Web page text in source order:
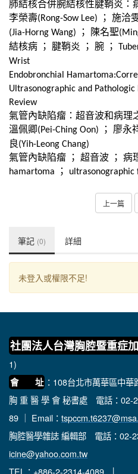
肺結核合併腕結核性腱鞘炎：
李榮壽(Rong-Sow Lee) ； 施洽
(Jia-Horng Wang) ； 陳名聖
結核病 ； 腱鞘炎 ； 腕 ；
Wrist
Endobronchial
Ultrasonographic and
Review
氣管內缺陷瘤：超音波和病理
溫佩卿(Pei-Ching Oon) ； 廖永
良(Yih-Leong Chang)
氣管內缺陷瘤 ； 超音波 ； 病
hamartoma
； ultrasonographic
上一篇
筆記 (0) 詳細
未登入或權限不足!
社團法人台灣胸腔暨重症
1)
會 址 ：108台北市萬華區中
胸 重 醫 學 會 秘書處 電話：02-
89 ｜ Email：
胸腔醫學雜誌 編輯部 電話：02-
icine@yahoo.com.tw
TEL：+886-2-2314-4089 │